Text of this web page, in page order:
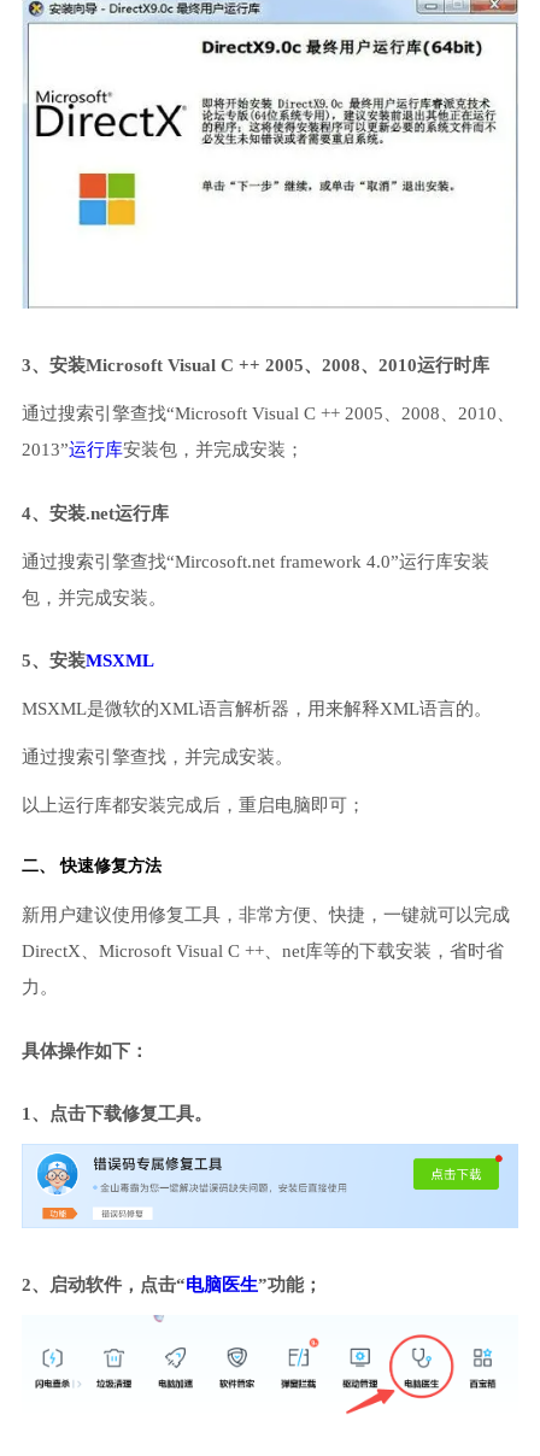
3、安装Microsoft Visual C ++ 2005、2008、2010运行时库
通过搜索引擎查找“Microsoft Visual C ++ 2005、2008、2010、
2013”运行库安装包，并完成安装；
4、安装.net运行库
通过搜索引擎查找“Mircosoft.net framework 4.0”运行库安装
包，并完成安装。
5、安装MSXML
MSXML是微软的XML语言解析器，用来解释XML语言的。
通过搜索引擎查找，并完成安装。
以上运行库都安装完成后，重启电脑即可；
二、 快速修复方法
新用户建议使用修复工具，非常方便、快捷，一键就可以完成
DirectX、Microsoft Visual C ++、net库等的下载安装，省时省
力。
具体操作如下：
1、点击下载修复工具。
2、启动软件，点击“电脑医生”功能；